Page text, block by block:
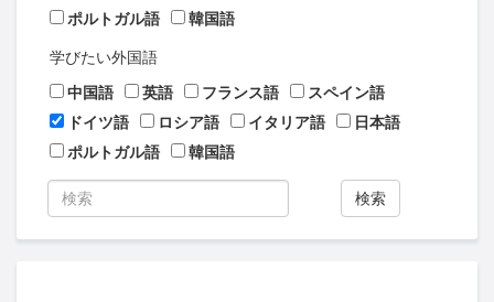
ポルトガル語
韓国語
学びたい外国語
中国語
英語 フランス語
スペイン語
ドイツ語
ロシア語 イタリア語
日本語
ポルトガル語
韓国語
検索